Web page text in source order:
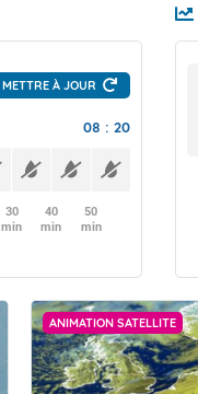
METTRE À JOUR
08 : 20
30
min
40
min
50
min
ANIMATION SATELLITE